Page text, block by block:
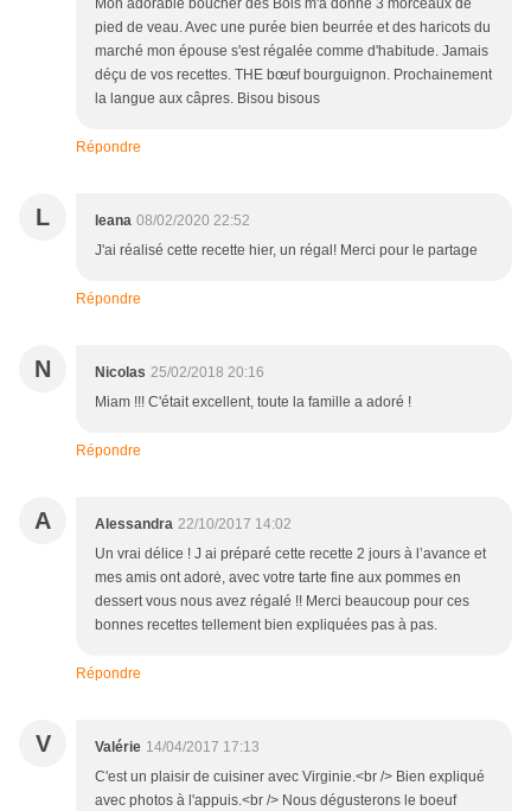
Mon adorable boucher des Bois m'a donné 3 morceaux de
pied de veau. Avec une purée bien beurrée et des haricots du
marché mon épouse s'est régalée comme d'habitude. Jamais
déçu de vos recettes. THE bœuf bourguignon. Prochainement
la langue aux câpres. Bisou bisous
Répondre
L leana 08/02/2020 22:52
J'ai réalisé cette recette hier, un régal! Merci pour le partage
Répondre
N Nicolas 25/02/2018 20:16
Miam !!! C'était excellent, toute la famille a adoré !
Répondre
A Alessandra 22/10/2017 14:02
Un vrai délice ! J ai préparé cette recette 2 jours à l’avance et
mes amis ont adorė, avec votre tarte fine aux pommes en
dessert vous nous avez régalé !! Merci beaucoup pour ces
bonnes recettes tellement bien expliquées pas à pas.
Répondre
V Valérie 14/04/2017 17:13
C'est un plaisir de cuisiner avec Virginie.<br /> Bien expliqué
avec photos à l'appuis.<br /> Nous dégusterons le boeuf